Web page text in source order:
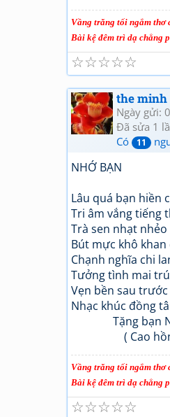
Vầng trăng tối ngắm thơ
Bài kệ đêm trì dạ chẳng
☆
☆
☆
☆
☆
the minh
Ngày gửi:
Đã sửa 1
Có
11
NHỚ BẠN
Lâu quá bạn hiền
Tri âm vắng tiếng
Trà sen nhạt
Bút mực khô khan
Chạnh nghĩa chi
Tưởng tình mai
Vẹn bền sau
Nhạc khúc đồng
Tặng bạn
( Cao hồng
Vầng trăng tối ngắm thơ
Bài kệ đêm trì dạ chẳng
☆
☆
☆
☆
☆